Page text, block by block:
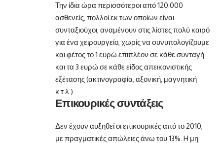
Την ίδια ώρα περισσότεροι από 120.000
ασθενείς, πολλοί εκ των οποίων είναι
συνταξιούχοι, αναμένουν στις λίστες πολύ καιρό
για ένα χειρουργείο, χωρίς να συνυπολογίζουμε
και φέτος το 1 ευρώ επιπλέον σε κάθε συνταγή
και τα 3 ευρώ σε κάθε είδος απεικονιστικής
εξέτασης (ακτινογραφία, αξονική, μαγνητική
κ.τ.λ.).
Επικουρικές συντάξεις
Δεν έχουν αυξηθεί οι επικουρικές από το 2010,
με πραγματικές απώλειες άνω του 13%. H μη